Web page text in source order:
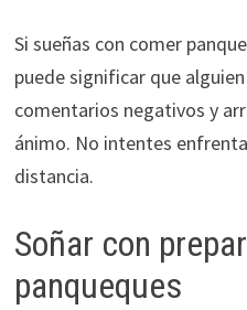
Si sueñas con comer
puede significar que
comentarios negativos y
ánimo. No intentes
distancia.
Soñar con
panqueques